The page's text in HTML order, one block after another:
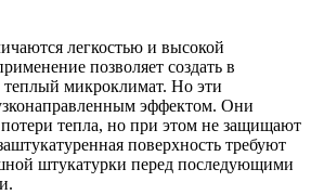
легкостью и высокой
позволяет создать в
микроклимат. Но эти
эффектом. Они
тепла, но при этом не защищают
поверхность требуют
штукатурки перед последующими